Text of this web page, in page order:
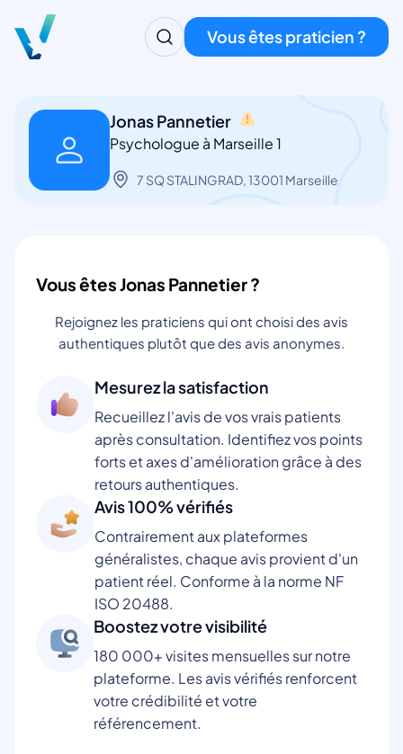
Vous êtes praticien ?
Jonas Pannetier
Psychologue à Marseille 1
7 SQ STALINGRAD, 13001 Marseille
Vous êtes Jonas Pannetier ?
Rejoignez les praticiens qui ont choisi des avis
authentiques plutôt que des avis anonymes.
Mesurez la satisfaction
Recueillez l'avis de vos vrais patients
après consultation. Identifiez vos points
forts et axes d'amélioration grâce à des
retours authentiques.
Avis 100% vérifiés
Contrairement aux plateformes
généralistes, chaque avis provient d'un
patient réel. Conforme à la norme NF
ISO 20488.
Boostez votre visibilité
180 000+ visites mensuelles sur notre
plateforme. Les avis vérifiés renforcent
votre crédibilité et votre
référencement.